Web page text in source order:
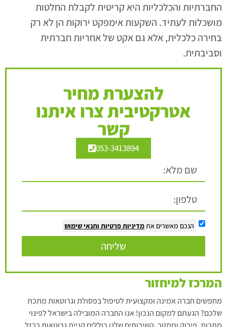
החברתיות והכלכליות היא קריטית לקבלת החלטות
מושכלות לעתיד. השקעות אימפקט ירוקות הן לא רק
בחירה כלכלית, אלא גם אקט של אחריות חברתית
וסביבתית.
להצערת מחיר
אטרקטיבית צרו איתנו
קשר
053-3413894
הנכם מאשרים אתמדיניות פרטיות ותנאי שימוש
שליחה
המרכז למיחזור
מחפשים חברה אמינה ומקצועית לטיפול בפסולת וגרוטאות מתכת
שלכם? הגעתם למקום הנכון! אנו החברה המובילה בישראל לפינוי